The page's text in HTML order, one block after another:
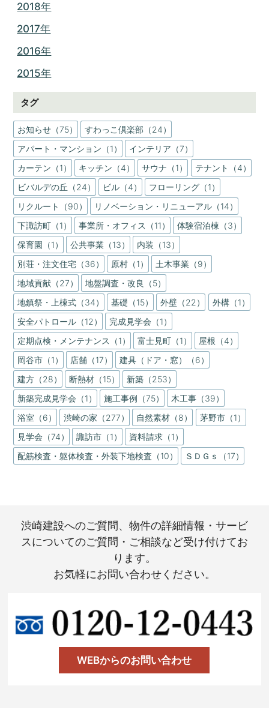
2018年
2017年
2016年
2015年
タグ
お知らせ（75）
すわっこ倶楽部（24）
アパート・マンション（1）
インテリア（7）
カーテン（1）
キッチン（4） サウナ（1）
テナント（4）
ビバルデの丘（24）
ビル（4）
フローリング（1）
リクルート（90）
リノベーション・リニューアル（14）
下諏訪町（1）
事業所・オフィス（11）
体験宿泊棟（3）
保育園（1）
公共事業（13）
内装（13）
別荘・注文住宅（36）
原村（1）
土木事業（9）
地域貢献（27）
地盤調査・改良（5）
地鎮祭・上棟式（34）
基礎（15） 外壁（22）
外構（1）
安全パトロール（12）
完成見学会（1）
定期点検・メンテナンス（1）
富士見町（1）
屋根（4）
岡谷市（1）
店舗（17）
建具（ドア・窓）（6）
建方（28）
断熱材（15）
新築（253）
新築完成見学会（1）
施工事例（75）
木工事（39）
浴室（6）
渋崎の家（277） 自然素材（8）
茅野市（1）
見学会（74）
諏訪市（1）
資料請求（1）
配筋検査・躯体検査・外装下地検査（10）
ＳＤＧｓ（17）
渋崎建設へのご質問、物件の詳細情報・サービ
スについてのご質問・ご相談など受け付けてお
ります。
お気軽にお問い合わせください。
WEBからのお問い合わせ